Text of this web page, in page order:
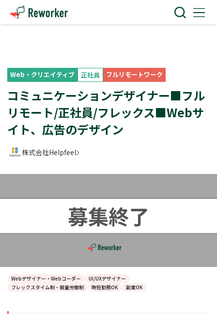
Web・クリエイティブ 正社員 フルリモートワーク
コミュニケーションデザイナー■フル
リモート/正社員/フレックス■Webサ
イト、広告のデザイン
株式会社Helpfeel
Webデザイナー・Webコーダー
UI/UXデザイナー
フレックスタイム制・裁量労働制
時短勤務OK 副業OK